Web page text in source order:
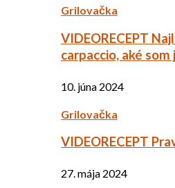
Grilovačka
VIDEORECEPT
carpaccio, aké som
10. júna 2024
Grilovačka
VIDEORECEPT
27. mája 2024